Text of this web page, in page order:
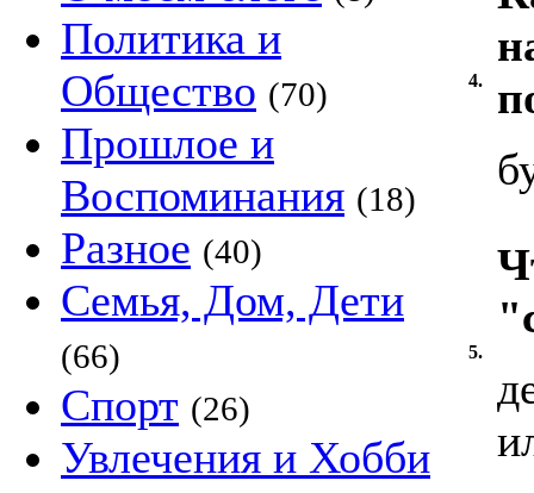
Политика и
Общество (70)
Прошлое и
Воспоминания (18)
Разное (40)
Семья, Дом, Дети
(66)
Спорт (26)
Увлечения и Хобби
4.
5.